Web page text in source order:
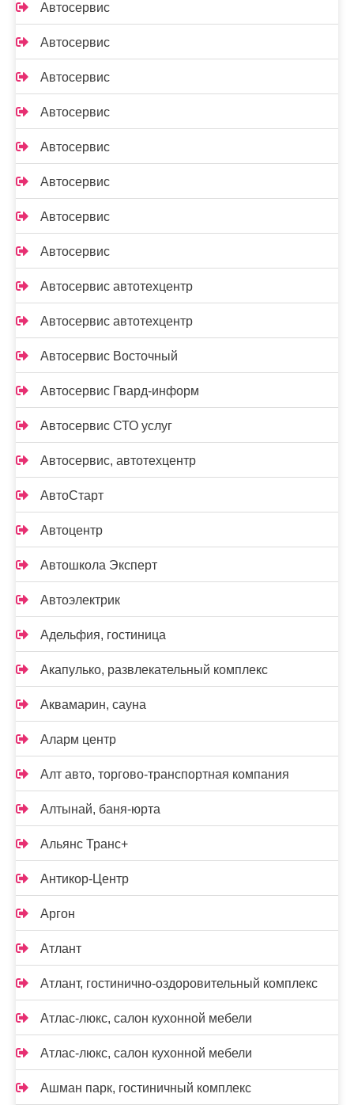
Автосервис
Автосервис
Автосервис
Автосервис
Автосервис
Автосервис
Автосервис
Автосервис
Автосервис автотехцентр
Автосервис автотехцентр
Автосервис Восточный
Автосервис Гвард-информ
Автосервис СТО услуг
Автосервис, автотехцентр
АвтоСтарт
Автоцентр
Автошкола Эксперт
Автоэлектрик
Адельфия, гостиница
Акапулько, развлекательный комплекс
Аквамарин, сауна
Аларм центр
Алт авто, торгово-транспортная компания
Алтынай, баня-юрта
Альянс Транс+
Антикор-Центр
Аргон
Атлант
Атлант, гостинично-оздоровительный комплекс
Атлас-люкс, салон кухонной мебели
Атлас-люкс, салон кухонной мебели
Ашман парк, гостиничный комплекс